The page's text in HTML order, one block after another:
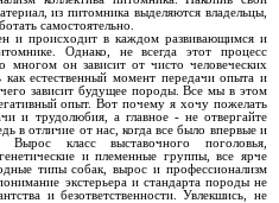
из питомника выделяются владельцы,
самостоятельно.
происходит в каждом развивающимся и
Однако, не всегда этот процесс
многом он зависит от чисто человеческих
естественный момент передачи опыта и
зависит будущее породы. Все мы в этом
опыт. Вот почему я хочу пожелать
и трудолюбия, а главное - не отвергайте
в отличие от нас, когда все было впервые и
класс выставочного поголовья,
и племенные группы, все ярче
типы собак, вырос и профессионализм
экстерьера и стандарта породы не
и безответственности. Увлекшись, не